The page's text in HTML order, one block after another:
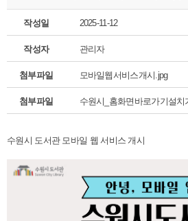
작성일 2025-11-12
작성자 관리자
첨부파일 모바일웹서비스개시.jpg
첨부파일 수원시_홈화면바로가기설치
수원시 도서관 모바일 웹 서비스 개시